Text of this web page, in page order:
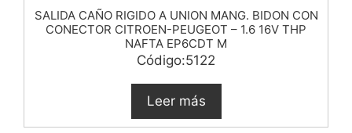
SALIDA CAÑO RIGIDO A UNION MANG. BIDON CON
CONECTOR CITROEN-PEUGEOT – 1.6 16V THP
NAFTA EP6CDT M
Código:5122
Leer más